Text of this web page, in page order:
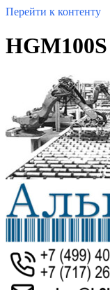
Перейти к контенту